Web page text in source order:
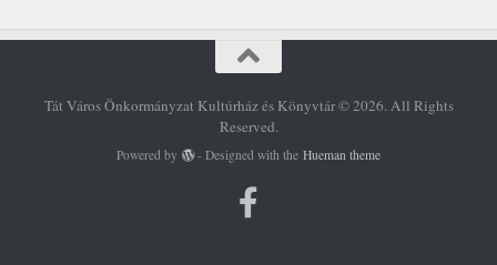
Tát Város Önkormányzat Kultúrház és Könyvtár © 2026. All Rights
Reserved.
Powered by - Designed with theHueman theme